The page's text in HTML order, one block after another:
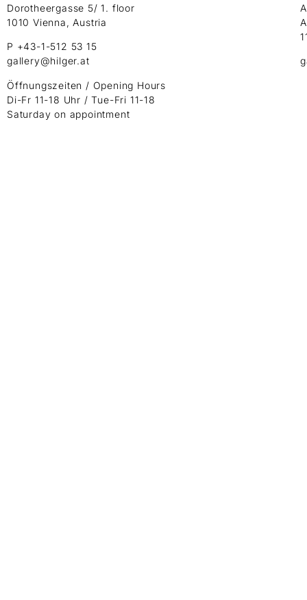
Dorotheergasse 5/ 1. floor
1010 Vienna, Austria
P +43-1-512 53 15
gallery@hilger.at
Öffnungszeiten / Opening Hours
Di-Fr 11-18 Uhr / Tue-Fri 11-18
Saturday on appointment